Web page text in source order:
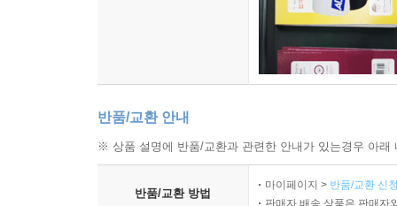
반품/교환 안내
※ 상품 설명에 반품/교환과 관련한 안내가 있는경우 아
반품/교환 방법
마이페이지 > 반품/교환 신
판매자 배송 상품은 판매자